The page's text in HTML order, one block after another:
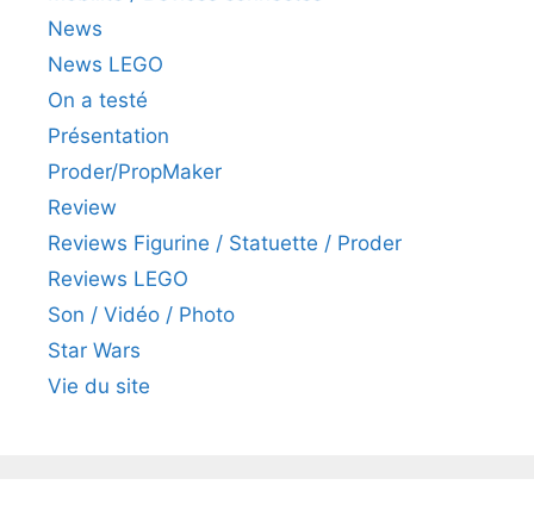
News
News LEGO
On a testé
Présentation
Proder/PropMaker
Review
Reviews Figurine / Statuette / Proder
Reviews LEGO
Son / Vidéo / Photo
Star Wars
Vie du site